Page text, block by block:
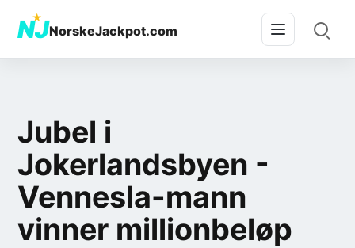
NJ
★
NorskeJackpot.com
Jubel i
Jokerlandsbyen -
Vennesla-mann
vinner millionbeløp